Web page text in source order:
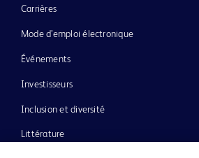
Carrières
Mode d’emploi électronique
Événements
Investisseurs
Inclusion et diversité
Littérature